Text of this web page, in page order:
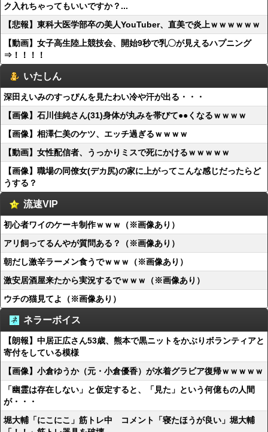
ク入れちゃってもいいですか？...
【悲報】東科大医学部卒の美人YouTuber、直美で炎上ｗｗｗｗｗｗ
【動画】女子高生陸上競技会、開始9秒で乳〇が見えるハプニング
⇒！！！！
いたしん
深田えいみのすっぴんを見たわい冷や汗が出る・・・
【画像】石川佳純さん(31)身体が丸みを帯びて●●くなるｗｗｗｗ
【画像】相澤仁美のケツ、エッチ過ぎるｗｗｗｗ
【動画】女性配信者、うっかりミスで死にかけるｗｗｗｗｗ
【画像】職場の同僚女(デカ尻)の家に上がってこんな感じだったらど
うする？
流速VIP
初心者ワイのケーキ制作ｗｗｗ（※画像あり）
アリ飼ってるんやが質問ある？（※画像あり）
朝だし激辛ラーメン食うでｗｗｗ（※画像あり）
激安居酒屋来たから実況するでｗｗｗ（※画像あり）
ウチの猫見てよ（※画像あり）
ネラーボイス
【朗報】中居正広さん53歳、熊本で黒ニットをかぶりボランティアと
寄付をしている模様
【画像】小倉ゆうか（元・小倉優香）が水着グラビア復帰ｗｗｗｗｗ
「幽霊は存在しない」と仮定すると、「見た」という何億もの人間
が・・・
堀大輔「にこにこ」筋トレ中 コメント「寝たほうが良い」堀大輔